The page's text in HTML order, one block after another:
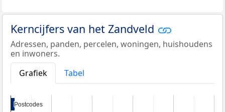
Kerncijfers van het Zandveld
Adressen, panden, percelen, woningen, huishoudens
en inwoners.
Grafiek
Tabel
Postcodes
Postcodes